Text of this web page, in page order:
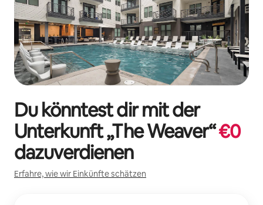
Du könntest dir mit der
Unterkunft „The Weaver“€0
dazuverdienen
Erfahre, wie wir Einkünfte schätzen